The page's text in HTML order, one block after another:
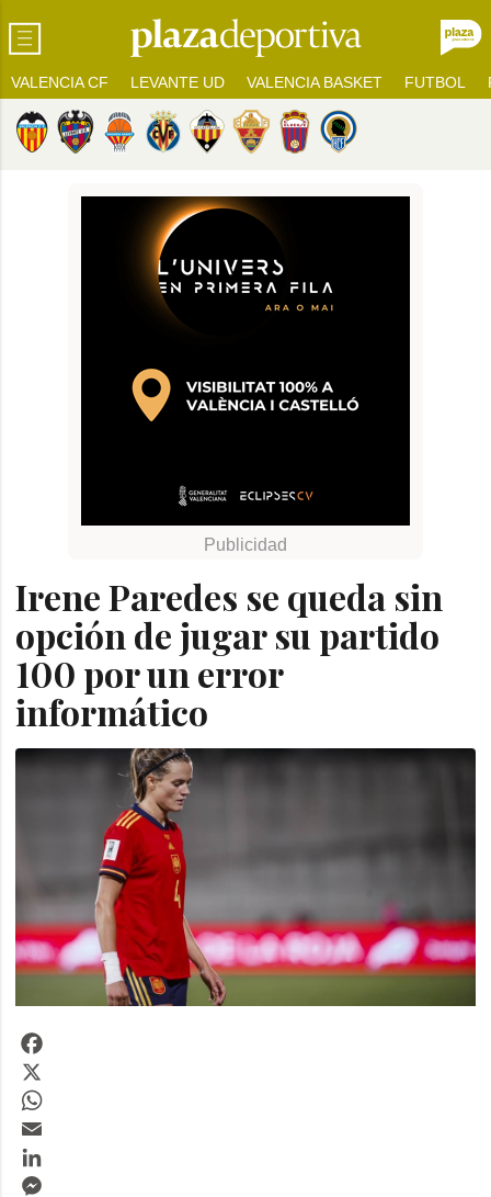
VALENCIA CF LEVANTE UD VALENCIA BASKET FUTBOL
Irene Paredes se queda sin
opción de jugar su partido
100 por un error
informático